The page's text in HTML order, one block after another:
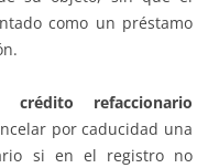
como un préstamo
crédito refaccionario
por caducidad una
si en el registro no